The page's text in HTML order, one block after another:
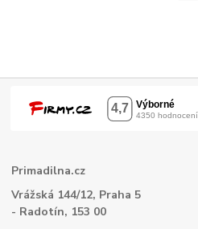
Primadilna.cz
Vrážská 144/12, Praha 5
- Radotín, 153 00